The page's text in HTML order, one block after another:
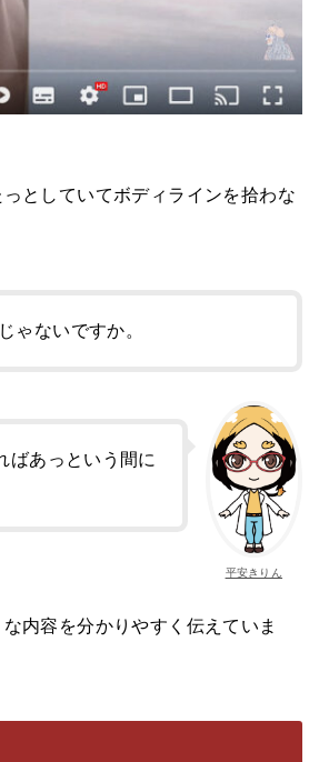
としていてボディラインを拾わな
ゃないですか。
平安きりん
ばあっという間に
内容を分かりやすく伝えていま